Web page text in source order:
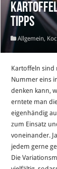
Tipps
Allgemein,
Kartoffeln sind
Nummer eins
denken kann,
erntete man
eigenhändig
zum Einsatz
voneinander.
jedem gerne
Die